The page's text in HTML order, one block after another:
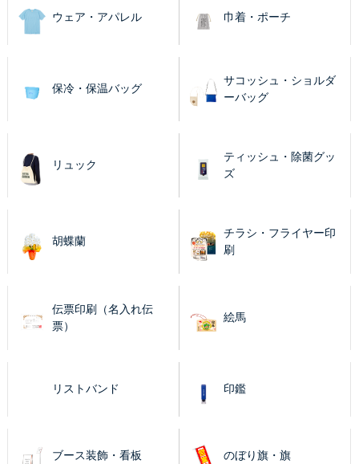
ウェア・アパレル 巾着・ポーチ
保冷・保温バッグ
サコッシュ・ショルダ
ーバッグ
リュック
ティッシュ・除菌グッ
ズ
胡蝶蘭
チラシ・フライヤー印
刷
伝票印刷（名入れ伝
票）
絵馬
リストバンド 印鑑
ブース装飾・看板 のぼり旗・旗